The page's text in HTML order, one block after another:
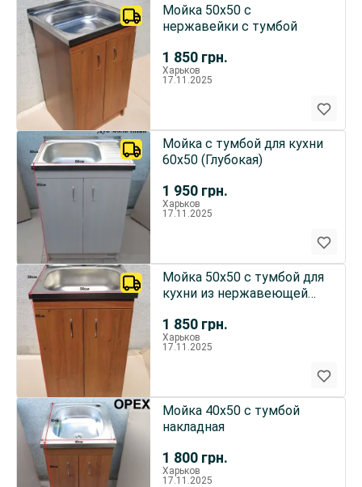
1 850 грн.
Мойка 50х50 с
нержавейки с тумбой
Харьков
17.11.2025
1 950 грн.
Мойка с тумбой для кухни
60х50 (Глубокая)
Харьков
17.11.2025
1 850 грн.
Мойка 50х50 с тумбой для
кухни из нержавеющей
Харьков
17.11.2025
1 800 грн.
Мойка 40х50 с тумбой
накладная
Харьков
17.11.2025